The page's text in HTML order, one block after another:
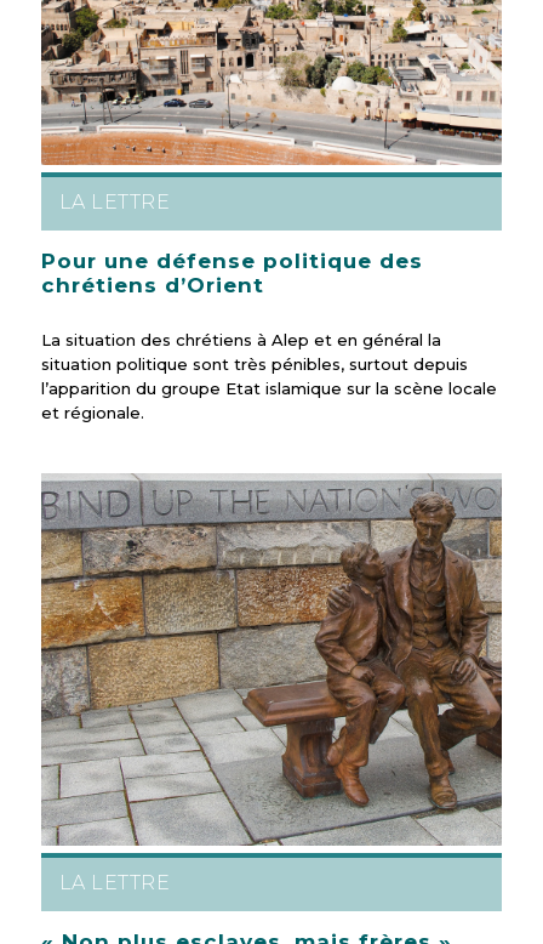
LA LETTRE
Pour une défense politique des
chrétiens d’Orient
La situation des chrétiens à Alep et en général la
situation politique sont très pénibles, surtout depuis
l’apparition du groupe Etat islamique sur la scène locale
et régionale.
LA LETTRE